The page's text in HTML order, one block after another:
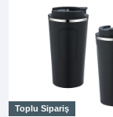
Toplu Sipariş